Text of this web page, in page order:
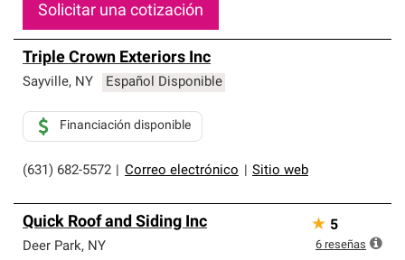
Solicitar una cotización
Triple Crown Exteriors Inc
Sayville, NY Español Disponible
(631) 682-5572 Correo electrónico Sitio web
Financiación disponible
Quick Roof and Siding Inc
Deer Park, NY
★ 5
6 reseñas